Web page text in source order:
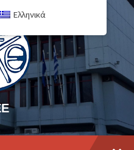
Ελληνικά